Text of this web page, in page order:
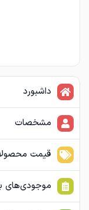
داشبورد
مشخصات
قیمت
موجودی‌های